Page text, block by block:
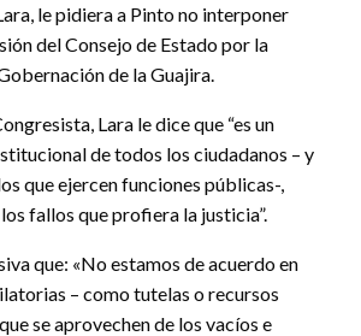
le pidiera a Pinto no interponer
del Consejo de Estado por la
de la Guajira.
Lara le dice que “es un
de todos los ciudadanos – y
que ejercen funciones públicas-,
fallos que profiera la justicia”.
que: «No estamos de acuerdo en
– como tutelas o recursos
se aprovechen de los vacíos e